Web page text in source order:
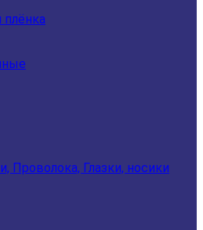
Проволока, Глазки, носики